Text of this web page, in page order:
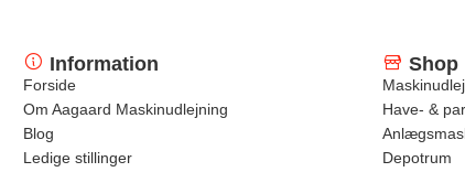
Information
Forside
Om Aagaard Maskinudlejning
Blog
Ledige stillinger
Shop
Have- &
Depotrum